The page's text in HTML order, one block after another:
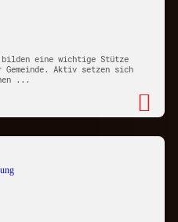
bilden eine wichtige Stütze
Aktiv setzen sich
...